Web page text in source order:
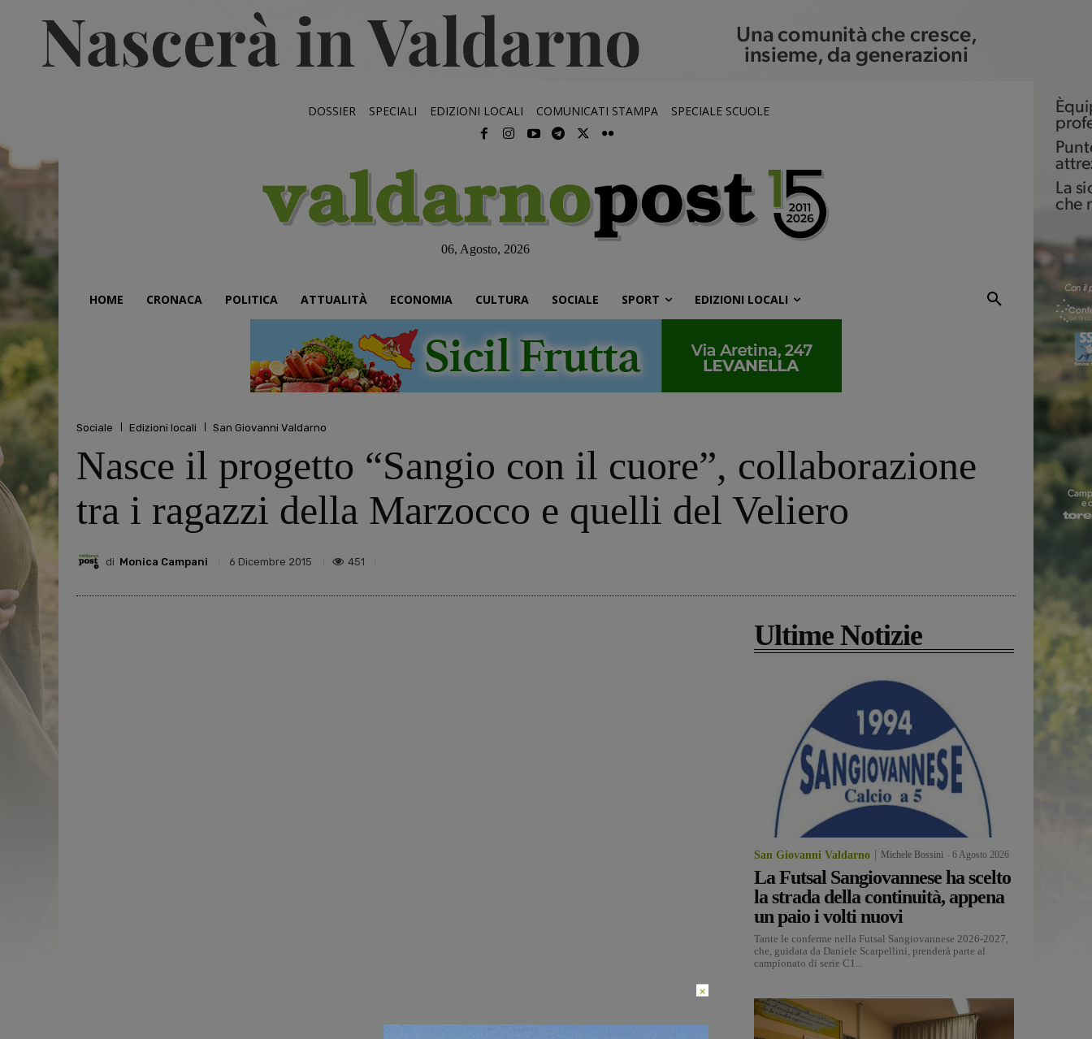
DOSSIER SPECIALI EDIZIONI LOCALI COMUNICATI STAMPA SPECIALE SCUOLE
06, Agosto, 2026
HOME CRONACA POLITICA ATTUALITÀ ECONOMIA CULTURA SOCIALE SPORT EDIZIONI LOCALI
Sociale Edizioni locali San Giovanni Valdarno
Nasce il progetto “Sangio con il cuore”, collaborazione
tra i ragazzi della Marzocco e quelli del Veliero
di Monica Campani 6 Dicembre 2015 451
Ultime Notizie
San Giovanni Valdarno Michele Bossini 6 Agosto 2026
La Futsal Sangiovannese ha scelto
la strada della continuità, appena
un paio i volti nuovi
Tante le conferme nella Futsal Sangiovannese 2026-2027,
che, guidata da Daniele Scarpellini, prenderà parte al
campionato di serie C1...
×